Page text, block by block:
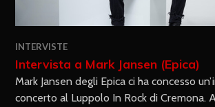
INTERVISTE
Intervista a Mark Jansen (Epica)
Mark Jansen degli Epica ci ha concesso
concerto al Luppolo In Rock di Cremona.